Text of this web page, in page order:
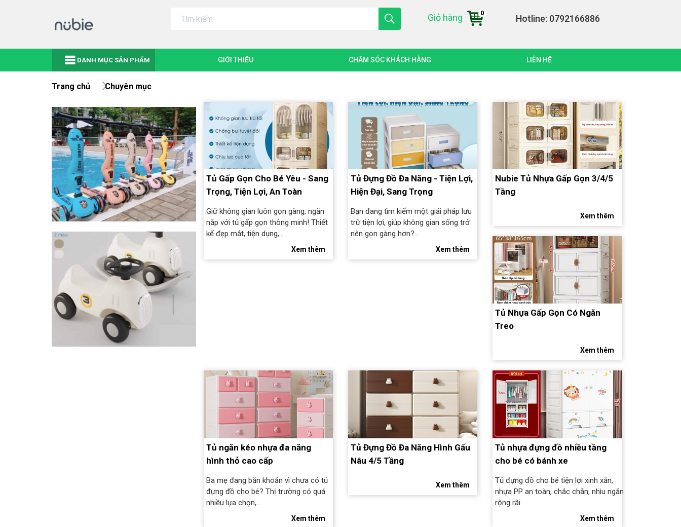
Hotline: 0792166886
Giỏ hàng 0
DANH MỤC SẢN PHẨM GIỚI THIỆU CHĂM SÓC KHÁCH HÀNG LIÊN HỆ
Trang chủ Chuyên mục
Tủ Gấp Gọn Cho Bé Yêu - Sang
Trọng, Tiện Lợi, An Toàn
Giữ không gian luôn gọn gàng, ngăn
nắp với tủ gấp gọn thông minh! Thiết
kế đẹp mắt, tiện dụng,...
Xem thêm
Tủ Đựng Đồ Đa Năng - Tiện Lợi,
Hiện Đại, Sang Trọng
Bạn đang tìm kiếm một giải pháp lưu
trữ tiện lợi, giúp không gian sống trở
nên gọn gàng hơn?...
Xem thêm
Nubie Tủ Nhựa Gấp Gọn 3/4/5
Tầng
Xem thêm
Tủ Nhựa Gấp Gọn Có Ngăn
Treo
Xem thêm
Tủ ngăn kéo nhựa đa năng
hình thỏ cao cấp
Ba mẹ đang băn khoăn vì chưa có tủ
đựng đồ cho bé? Thị trường có quá
nhiều lựa chọn,...
Xem thêm
Tủ Đựng Đồ Đa Năng Hình Gấu
Nâu 4/5 Tầng
Xem thêm
Tủ nhựa đựng đồ nhiều tầng
cho bé có bánh xe
Tủ đựng đồ cho bé tiện lợi xinh xắn,
nhựa PP an toàn, chắc chắn, nhìu ngăn
rộng rãi
Xem thêm